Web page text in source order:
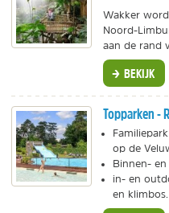
Wakker
Noord-
aan de rand
BEKIJK
Topparken -
op de
Binnen-
in- en
en klimbos.